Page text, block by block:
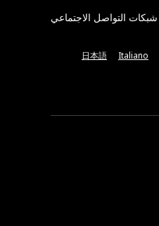
التواصل الاجتماعي
Italiano
日本語